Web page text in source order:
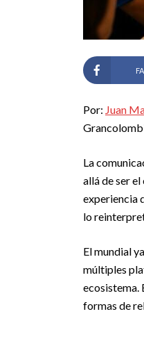
Por: Juan
La
allá de ser
experiencia
lo
El mundial
múltiples
ecosistema.
formas de